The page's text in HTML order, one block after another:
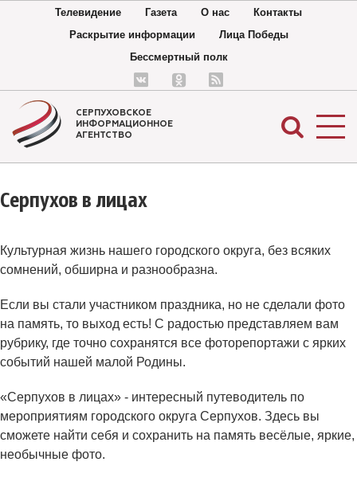
Телевидение Газета О нас
Контакты
Раскрытие информации
Лица Победы
Бессмертный полк
СЕРПУХОВСКОЕ
ИНФОРМАЦИОННОЕ
АГЕНТСТВО
Серпухов в лицах
Культурная жизнь нашего городского округа, без всяких
сомнений, обширна и разнообразна.
Если вы стали участником праздника, но не сделали фото
на память, то выход есть! С радостью представляем вам
рубрику, где точно сохранятся все фоторепортажи с ярких
событий нашей малой Родины.
«Серпухов в лицах» - интересный путеводитель по
мероприятиям городского округа Серпухов. Здесь вы
сможете найти себя и сохранить на память весёлые, яркие,
необычные фото.